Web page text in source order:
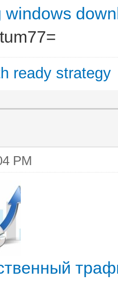
windows
ready strategy
PM